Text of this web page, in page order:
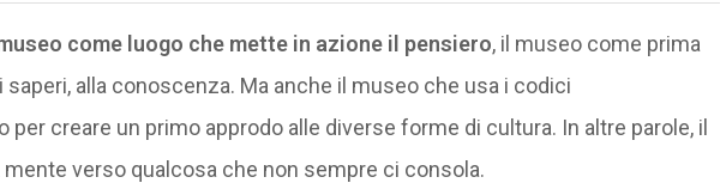
come luogo che mette in azione il pensiero, il museo come prima
saperi, alla conoscenza. Ma anche il museo che usa i codici
per creare un primo approdo alle diverse forme di cultura. In altre parole, il
verso qualcosa che non sempre ci consola.